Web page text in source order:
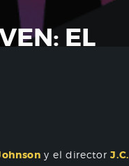
EL
y el directorJ.C.